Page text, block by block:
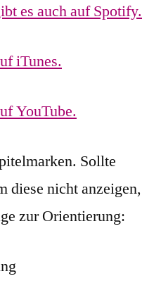
es auch auf Spotify.
iTunes.
YouTube.
Sollte
diese nicht anzeigen,
zur Orientierung: